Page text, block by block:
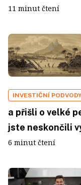
11 minut čtení
INVESTIČNÍ
a přišli o velké
jste neskončili
6 minut čtení